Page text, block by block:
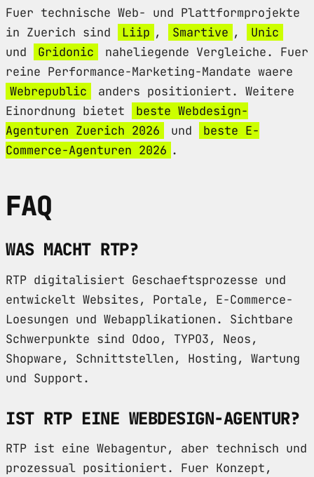
Fuer technische Web- und Plattformprojekte
in Zuerich sind
Liip , Smartive ,
Unic
und
Gridonic
naheliegende Vergleiche. Fuer
reine Performance-Marketing-Mandate waere
Webrepublic
anders positioniert. Weitere
Einordnung bietet
beste Webdesign-
Agenturen Zuerich 2026
und
beste E-
Commerce-Agenturen 2026 .
FAQ
WAS MACHT RTP?
RTP digitalisiert Geschaeftsprozesse und
entwickelt Websites, Portale, E-Commerce-
Loesungen und Webapplikationen. Sichtbare
Schwerpunkte sind Odoo, TYPO3, Neos,
Shopware, Schnittstellen, Hosting, Wartung
und Support.
IST RTP EINE WEBDESIGN-AGENTUR?
RTP ist eine Webagentur, aber technisch und
prozessual positioniert. Fuer Konzept,